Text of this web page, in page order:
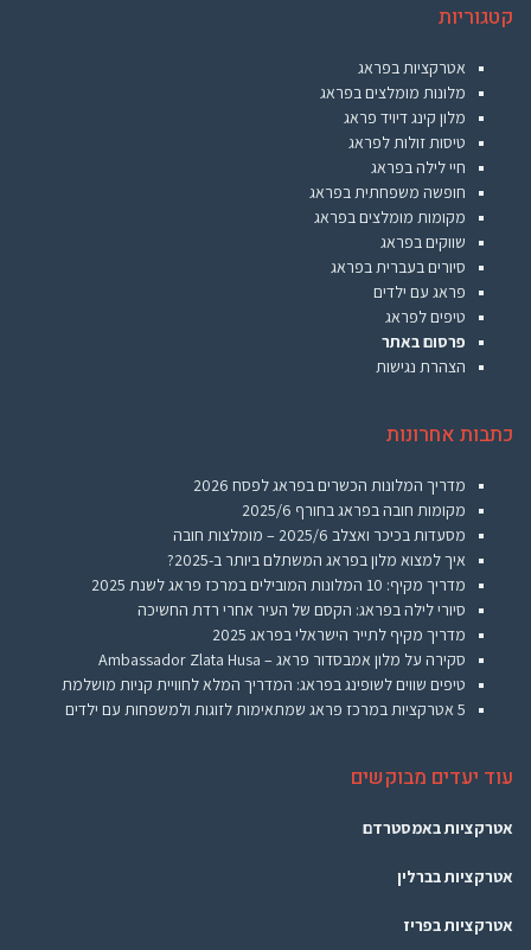
קטגוריות
אטרקציות בפראג
מלונות מומלצים בפראג
מלון קינג דיויד פראג
טיסות זולות לפראג
חיי לילה בפראג
חופשה משפחתית בפראג
מקומות מומלצים בפראג
שווקים בפראג
סיורים בעברית בפראג
פראג עם ילדים
טיפים לפראג
פרסום באתר
הצהרת נגישות
כתבות אחרונות
מדריך המלונות הכשרים בפראג לפסח 2026
מקומות חובה בפראג בחורף 2025/6
מסעדות בכיכר ואצלב 2025/6 – מומלצות חובה
איך למצוא מלון בפראג המשתלם ביותר ב-2025?
מדריך מקיף: 10 המלונות המובילים במרכז פראג לשנת 2025
סיורי לילה בפראג: הקסם של העיר אחרי רדת החשיכה
מדריך מקיף לתייר הישראלי בפראג 2025
סקירה על מלון אמבסדור פראג – Ambassador Zlata Husa
טיפים שווים לשופינג בפראג: המדריך המלא לחוויית קניות מושלמת
5 אטרקציות במרכז פראג שמתאימות לזוגות ולמשפחות עם ילדים
עוד יעדים מבוקשים
אטרקציות באמסטרדם
אטרקציות בברלין
אטרקציות בפריז